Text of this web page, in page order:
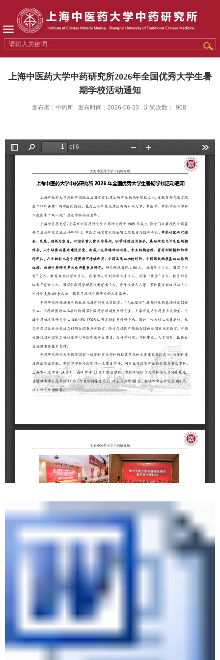
上海中医药大学中药研究所2026年全国优秀大学生暑
期学校活动通知
发布者：中药所 发布时间：2026-06-23 浏览次数： 908